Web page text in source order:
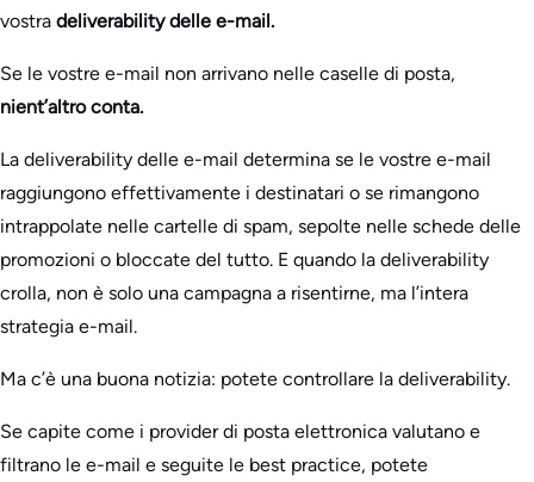
vostra deliverability delle e-mail.
Se le vostre e-mail non arrivano nelle caselle di posta,
nient’altro conta.
La deliverability delle e-mail determina se le vostre e-mail
raggiungono effettivamente i destinatari o se rimangono
intrappolate nelle cartelle di spam, sepolte nelle schede delle
promozioni o bloccate del tutto. E quando la deliverability
crolla, non è solo una campagna a risentirne, ma l’intera
strategia e-mail.
Ma c’è una buona notizia: potete controllare la deliverability.
Se capite come i provider di posta elettronica valutano e
filtrano le e-mail e seguite le best practice, potete